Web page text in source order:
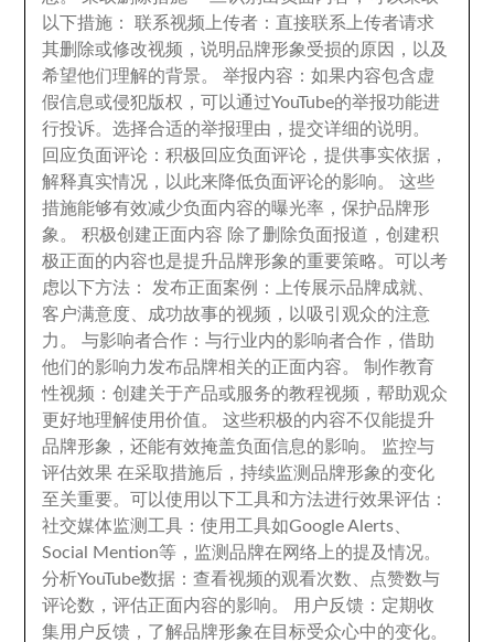
以下措施 ：联系视频上传者 ： 直接联系上传者请求
其删除或修改视频 ，说明品牌形象受损的原因 ，
以及
希望他们理解的背景。举报内容 ：如果内容包含虚
假信息或侵犯版权 ， 可以通过YouTube的举报功能进
行投诉。选择合适的举报理由 ，提交详细的说明 。
回应负面评论 ：积极回应负面评论 ，提供事实依据 ，
解释真实情况 ， 以此来降低负面评论的影响。这些
措施能够有效减少负面内容的曝光率 ，保护品牌形
象 。积极创建正面内容 除了删除负面报道 ，创建积
极正面的内容也是提升品牌形象的重要策略。 可以考
虑以下方法 ： 发布正面案例 ： 上传展示品牌成就
客户满意度
成功故事的视频 ，
以吸引观众的注意
力 。与影响者合作 ：与行业内的影响者合作 ，借助
他们的影响力发布品牌相关的正面内容。制作教育
性视频 ：创建关于产品或服务的教程视频 ，帮助观众
更好地理解使用价值。这些积极的内容不仅能提升
品牌形象 ，还能有效掩盖负面信息的影响。 监控与
评估效果 在采取措施后 ，持续监测品牌形象的变化
至关重要。 可以使用以下工具和方法进行效果评估 ：
社交媒体监测工具 ：使用工具如Google Alerts
Social Mention等 ， 监测品牌在网络上的提及情况。
分析YouTube数据 ：查看视频的观看次数
点赞数与
评论数 ，评估正面内容的影响。 用户反馈 ： 定期收
集用户反馈 ， 了解品牌形象在目标受众心中的变化。